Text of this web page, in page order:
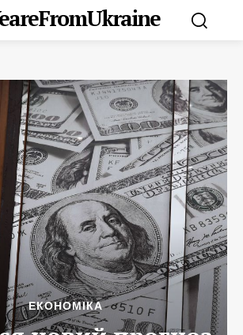
ЕКОНОМІКА